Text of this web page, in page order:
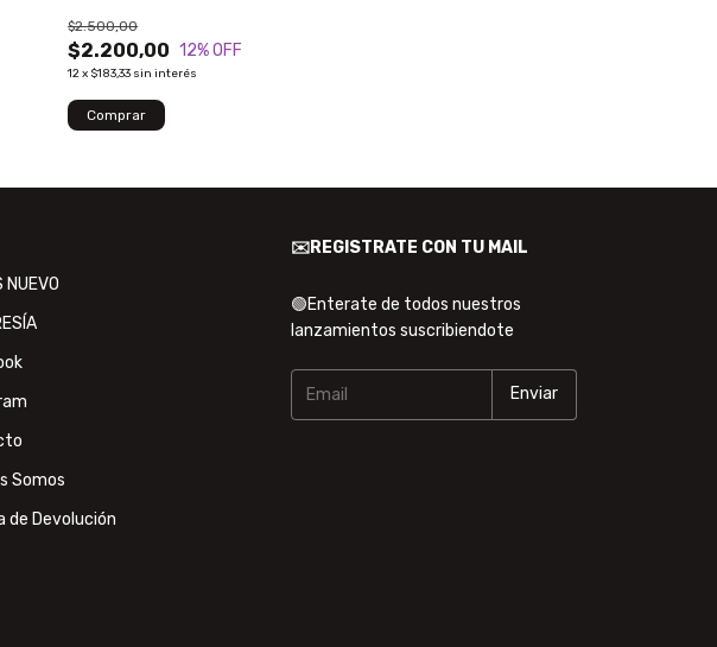
$2.200,00
$2.500,00
12% OFF
12x $183,33 sin interés
NUEVO
Somos
de Devolución
✉️REGISTRATE CON TU MAIL
🟢Enterate de todos nuestros
lanzamientos suscribiendote